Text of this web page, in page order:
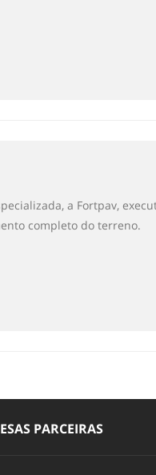
a Fortpav,
completo do terreno.
PARCEIRAS